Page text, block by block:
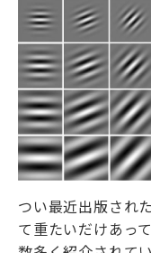
つい最近出版され
て重たいだけあっ